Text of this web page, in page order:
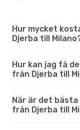
Hur mycket
Djerba till
Hur kan jag få
från Djerba till
När är det
från Djerba till